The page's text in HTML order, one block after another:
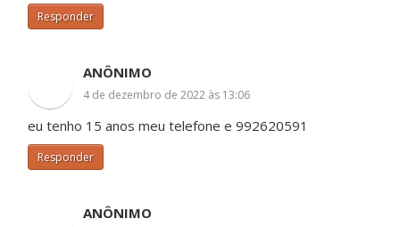
Responder
ANÔNIMO
4 de dezembro de 2022 às 13:06
eu tenho 15 anos meu telefone e 992620591
Responder
ANÔNIMO